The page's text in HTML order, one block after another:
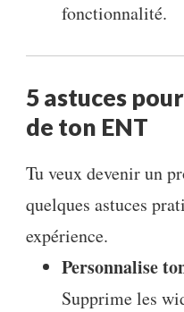
fonctionnalité.
5 astuces
de ton ENT
Tu veux devenir un
quelques astuces
expérience.
Personnalise
Supprime les